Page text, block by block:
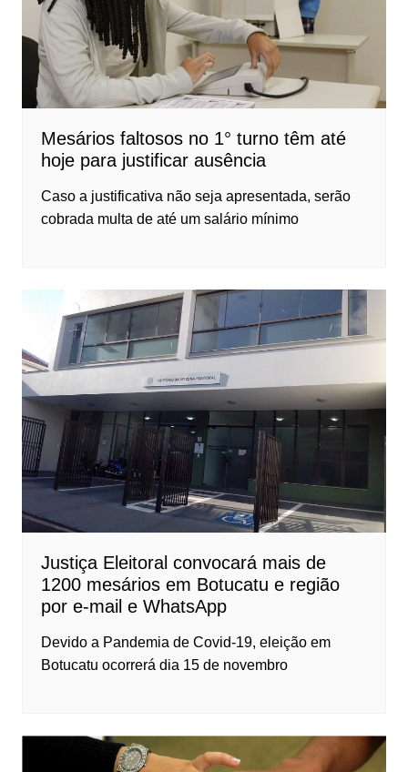
Mesários faltosos no 1° turno têm até
hoje para justificar ausência
Caso a justificativa não seja apresentada, serão
cobrada multa de até um salário mínimo
Justiça Eleitoral convocará mais de
1200 mesários em Botucatu e região
por e-mail e WhatsApp
Devido a Pandemia de Covid-19, eleição em
Botucatu ocorrerá dia 15 de novembro